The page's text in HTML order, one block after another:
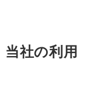
当社の利用